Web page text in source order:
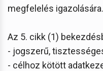
megfelelés igazolására.
Az 5. cikk (1)
- jogszerű,
- célhoz kötött